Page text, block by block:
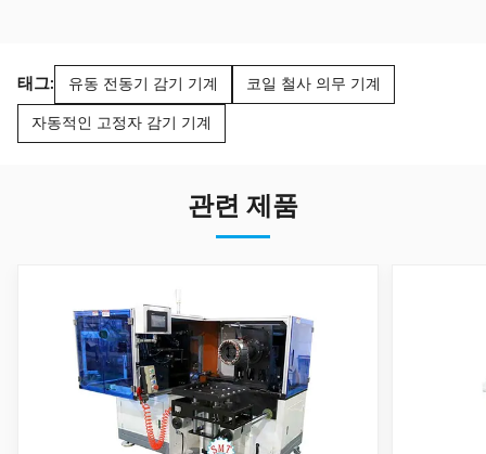
태그: 유동 전동기 감기 기계 코일 철사 의무 기계
자동적인 고정자 감기 기계
관련 제품